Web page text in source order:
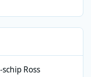
Ross